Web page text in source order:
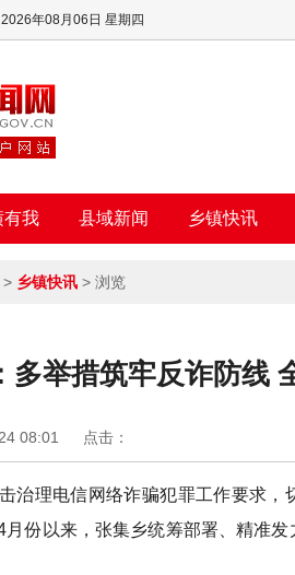
年08月06日 星期四
有我 县域新闻 乡镇快讯
> 乡镇快讯 > 浏览
多举措筑牢反诈防线
08:01 点击：
理电信网络诈骗犯罪工作要求，
月份以来，张集乡统筹部署、精准